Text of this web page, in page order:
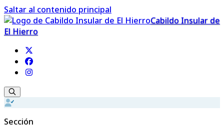
Saltar al contenido principal
Cabildo Insular de
El Hierro
Sección